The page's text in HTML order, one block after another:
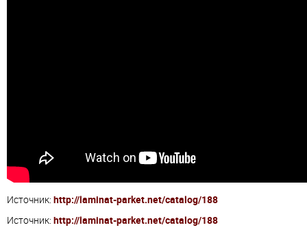
Источник: http://laminat-parket.net/catalog/188
Источник: http://laminat-parket.net/catalog/188